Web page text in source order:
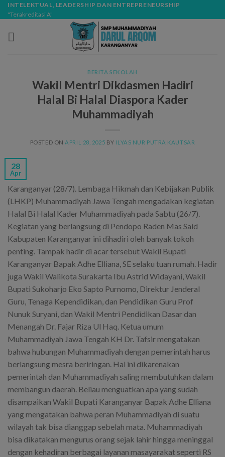
Skip
to
content
INTELEKTUAL, LEADERSHIP DAN ENTREPRENEURSHIP
"Terakreditasi A"
BERITA SEKOLAH
Wakil Mentri Dikdasmen Hadiri
Halal Bi Halal Diaspora Kader
Muhammadiyah
POSTED ON APRIL 28, 2025 BY ILYAS NUR PUTRA KAUTSAR
28
Apr
Karanganyar (28/7). Lembaga Hikmah dan Kebijakan Publik
(LHKP) Muhammadiyah Jawa Tengah mengadakan kegiatan
Halal Bi Halal Kader Muhammadiyah pada Sabtu (26/7).
Kegiatan yang berlangsung di Pendopo Raden Mas Said
Kabupaten Karanganyar ini dihadiri oleh banyak tokoh
penting. Tampak hadir di acar tersebut Wakil Bupati
Karanganyar Bapak Adhe Elliana, SE selaku tuan rumah. Hadir
juga Wakil Walikota Surakarta Ibu Astrid Widayani, Wakil
Bupati Sukoharjo Eko Sapto Purnomo, Direktur Jenderal
Guru, Tenaga Kependidikan, dan Pendidikan Guru Prof
Nunuk Suryani, dan Wakil Mentri Pendidikan Dasar dan
Menangah Dr. Fajar Riza Ul Haq. Ketua umum
Muhammadiyah Jawa Tengah KH Dr. Tafsir mengatakan
bahwa hubungan Muhammadiyah dengan pemerintah harus
berlangsung mesra beriringan. Hal ini dikarenakan
pemerintah dan Muhammadiyah saling membutuhkan dalam
membangun daerah. Beliau menguatkan apa yang sudah
disampaikan Wakil Bupati Karanganyar Bapak Adhe Elliana
yang mengatakan bahwa peran Muhammadiyah di suatu
wilayah tak bisa dianggap sebelah mata. Muhammadiyah
bisa dikatakan mengurus orang sejak lahir hingga meninggal
dengan kehadiran berbagai layanan masayarakat seperti RS
modal-check